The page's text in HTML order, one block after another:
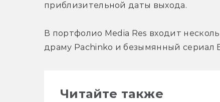
приблизительной даты выхода.
В портфолио Media Res входит
драму Pachinko и безымянный сериал
Читайте также